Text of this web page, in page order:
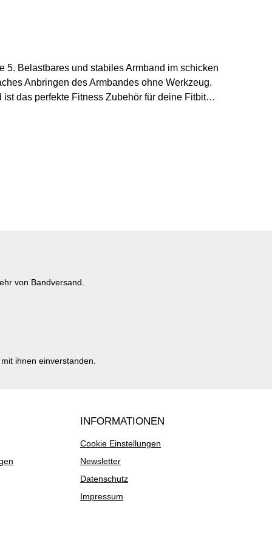
Anbringen des Armbandes ohne Werkzeug.
das perfekte Fitness Zubehör für deine Fitbit
von Bandversand.
ihnen einverstanden.
INFORMATIONEN
Cookie Einstellungen
Newsletter
Datenschutz
Impressum